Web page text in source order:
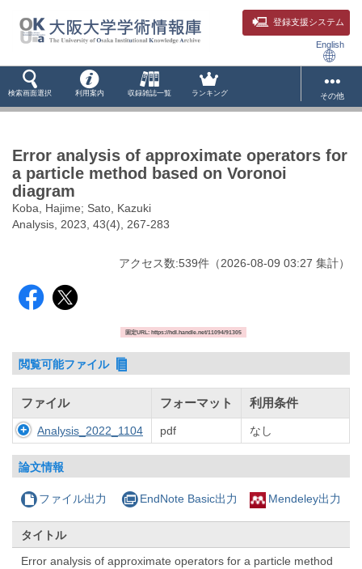
登録支援システム
English
検索画面選択 利用案内 収録雑誌一覧 ランキング その他
Error analysis of approximate operators for
a particle method based on Voronoi
diagram
Koba, Hajime; Sato, Kazuki
Analysis, 2023, 43(4), 267-283
アクセス数:539件 （2026-08-09 03:27 集計）
固定URL: https://hdl.handle.net/11094/91305
閲覧可能ファイル
ファイル フォーマット 利用条件
Analysis_2022_1104 pdf なし
論文情報
ファイル出力 EndNote Basic出力 Mendeley出力
タイトル
Error analysis of approximate operators for a particle method